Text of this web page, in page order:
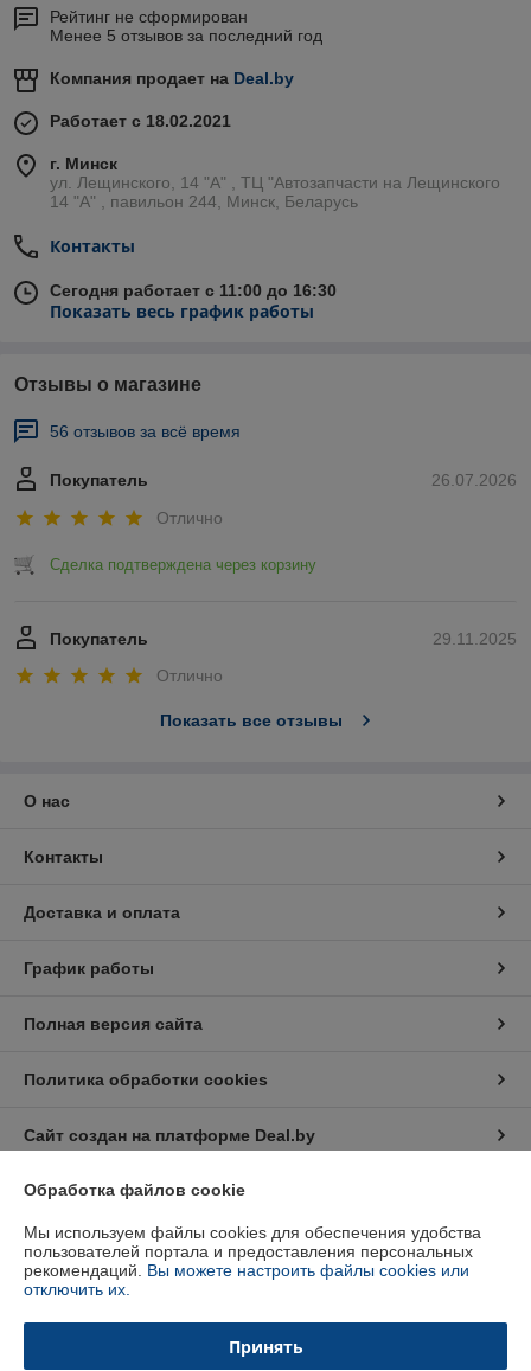
Рейтинг не сформирован
Менее 5 отзывов за последний год
Компания продает на Deal.by
Работает с 18.02.2021
г. Минск
ул. Лещинского, 14 "А" , ТЦ "Автозапчасти на Лещинcкого
14 "A" , павильон 244, Минск, Беларусь
Контакты
Сегодня работает с 11:00 до 16:30
Показать весь график работы
Отзывы о магазине
56 отзывов за всё время
26.07.2026
Покупатель
Отлично
Сделка подтверждена через корзину
29.11.2025
Покупатель
Отлично
Показать все отзывы
О нас
Контакты
Доставка и оплата
График работы
Полная версия сайта
Политика обработки cookies
Сайт создан на платформе Deal.by
Индивидуальный предприниматель:Индивидуальный
предприниматель Кратынский Валерий Викторович
Республика Беларусь, г. Минск, ул. Неманская, д. 38, кв. 25
Регистрационный номер ЕГР: 191879218
Обработка файлов cookie
Мы используем файлы cookies для обеспечения удобства
пользователей портала и предоставления персональных
рекомендаций. Вы можете настроить файлы cookies или
отключить их.
Принять